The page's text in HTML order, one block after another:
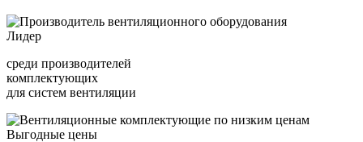
Лидер
среди производителей
комплектующих
для систем вентиляции
Выгодные цены